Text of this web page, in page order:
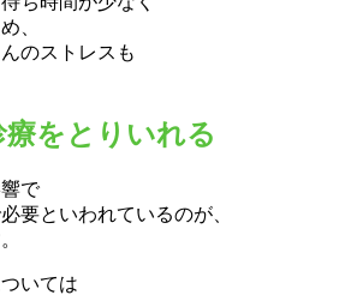
、
のストレスも
をとりいれる
で
要といわれているのが、
いては